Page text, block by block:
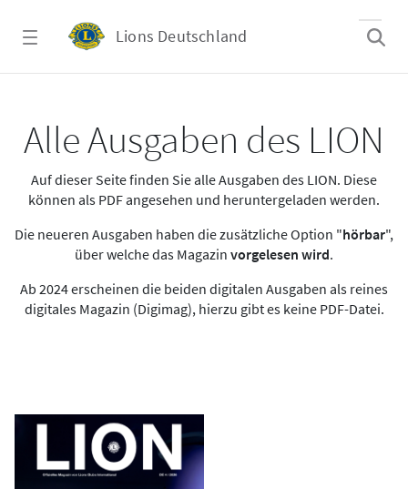
Lions Deutschland
Alle Ausgaben des LION
Auf dieser Seite finden Sie alle Ausgaben des LION. Diese
können als PDF angesehen und heruntergeladen werden.
Die neueren Ausgaben haben die zusätzliche Option "hörbar",
über welche das Magazin vorgelesen wird.
Ab 2024 erscheinen die beiden digitalen Ausgaben als reines
digitales Magazin (Digimag), hierzu gibt es keine PDF-Datei.